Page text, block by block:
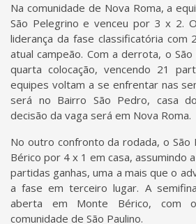
Na comunidade de Nova Roma, a
São Pelegrino e venceu por 3 x 2.
liderança da fase classificatória com
atual campeão. Com a derrota, o
quarta colocação, vencendo 21
equipes voltam a se enfrentar nas
será no Bairro São Pedro, casa
decisão da vaga será em Nova Roma.
No outro confronto da rodada, o São
Bérico por 4 x 1 em casa, assumindo
partidas ganhas, uma a mais que o
a fase em terceiro lugar. A
aberta em Monte Bérico, com
comunidade de São Paulino.